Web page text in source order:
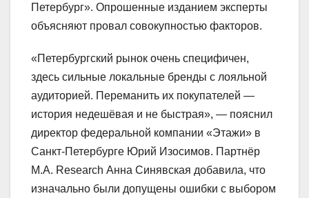
Петербург». Опрошенные изданием эксперты
объясняют провал совокупностью факторов.
«Петербургский рынок очень специфичен,
здесь сильные локальные бренды с лояльной
аудиторией. Переманить их покупателей —
история недешёвая и не быстрая», — пояснил
директор федеральной компании «Этажи» в
Санкт-Петербурге Юрий Изосимов. Партнёр
M.A. Research Анна Синявская добавила, что
изначально были допущены ошибки с выбором